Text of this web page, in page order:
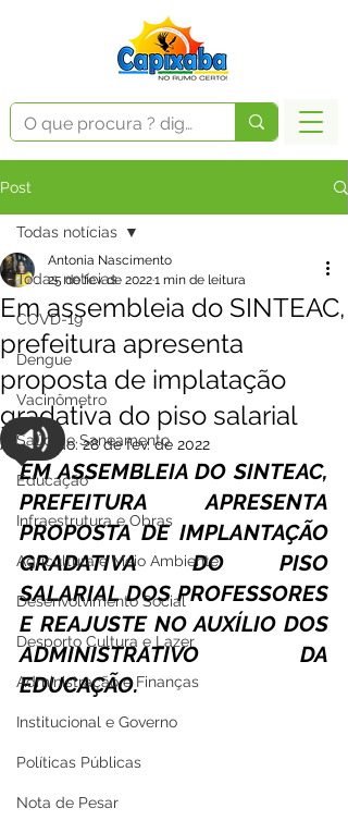
Post
Todas notícias
COVD-19
Dengue
Vacinômetro
Saúde e Saneamento
Educação
Infraestrutura e Obras
Agricultura e Meio Ambiente
Desenvolvimento Social
Desporto Cultura e Lazer
Administração e Finanças
Institucional e Governo
Políticas Públicas
Nota de Pesar
Todas notícias
Em assembleia do SINTEAC,
prefeitura apresenta
proposta de implatação
gradativa do piso salarial
Antonia Nascimento
25 de fev. de 20221 min de leitura
Atualizado:28 de fev. de 2022
EM ASSEMBLEIA DO SINTEAC,
PREFEITURA APRESENTA
PROPOSTA DE IMPLANTAÇÃO
GRADATIVA DO PISO
SALARIAL DOS PROFESSORES
E REAJUSTE NO AUXÍLIO DOS
ADMINISTRATIVO DA
EDUCAÇÃO.